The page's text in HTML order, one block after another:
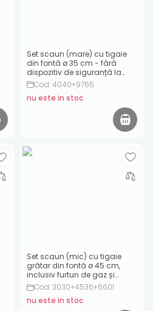
Set scaun (mare) cu tigaie
din fontă ø 35 cm - fără
dispozitiv de siguranță la
aprindere
Cod: 4040+9765
nu este in stoc
Set scaun (mic) cu tigaie
grătar din fontă ø 45 cm,
inclusiv furtun de gaz și
regulator
Cod: 3030+4536+6601
nu este in stoc